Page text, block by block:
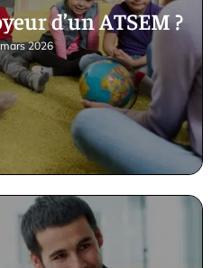
d’un ATSEM ?
2026